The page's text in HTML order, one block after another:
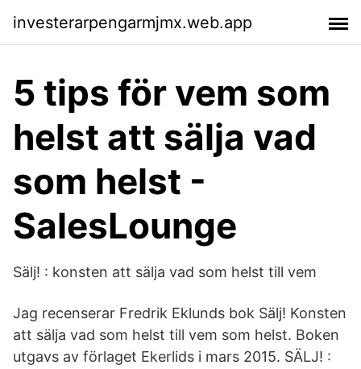
investerarpengarmjmx.web.app
5 tips för vem som
helst att sälja vad
som helst -
SalesLounge
Sälj! : konsten att sälja vad som helst till vem
Jag recenserar Fredrik Eklunds bok Sälj! Konsten
att sälja vad som helst till vem som helst. Boken
utgavs av förlaget Ekerlids i mars 2015. SÄLJ! :